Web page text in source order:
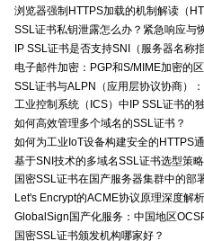
浏览器强制HTTPS加载的机制解读（
SSL证书私钥泄露怎么办？紧急响应与
IP SSL证书是否支持SNI（服务器名称
电子邮件加密：PGP和S/MIME加密的区
SSL证书与ALPN（应用层协议协商）
工业控制系统（ICS）中IP SSL证书的
如何高效管理多个域名的SSL证书？
如何为工业IoT设备构建安全的HTTPS
基于SNI技术的多域名SSL证书选型策略
国密SSL证书在国产服务器集群中的部
Let's Encrypt的ACME协议原理深度解析
GlobalSign国产化服务：中国地区
国密SSL证书颁发机构哪家好？